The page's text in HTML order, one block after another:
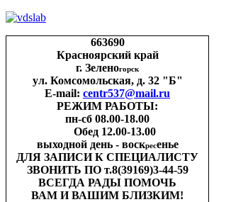
663690
Красноярский край
г. Зеленогорск
ул. Комсомольская, д. 32 "Б"
E-mail: centr537@mail.ru
РЕЖИМ РАБОТЫ:
пн-cб 08.00-18.00
Обед 12.00-13.00
выходной день - воскресенье
ДЛЯ ЗАПИСИК СПЕЦИАЛИСТУ
ЗВОНИТЬ ПО т.8(39169)3-44-59
ВСЕГДА РАДЫ ПОМОЧЬ
ВАМ И ВАШИМ БЛИЗКИМ!